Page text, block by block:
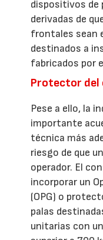
dispositivos de
derivadas de
frontales sean
destinados a
fabricados por
Protector del
Pese a ello, la
importante
técnica más
riesgo de que
operador. El
incorporar un
(OPG) o
palas
unitarias con